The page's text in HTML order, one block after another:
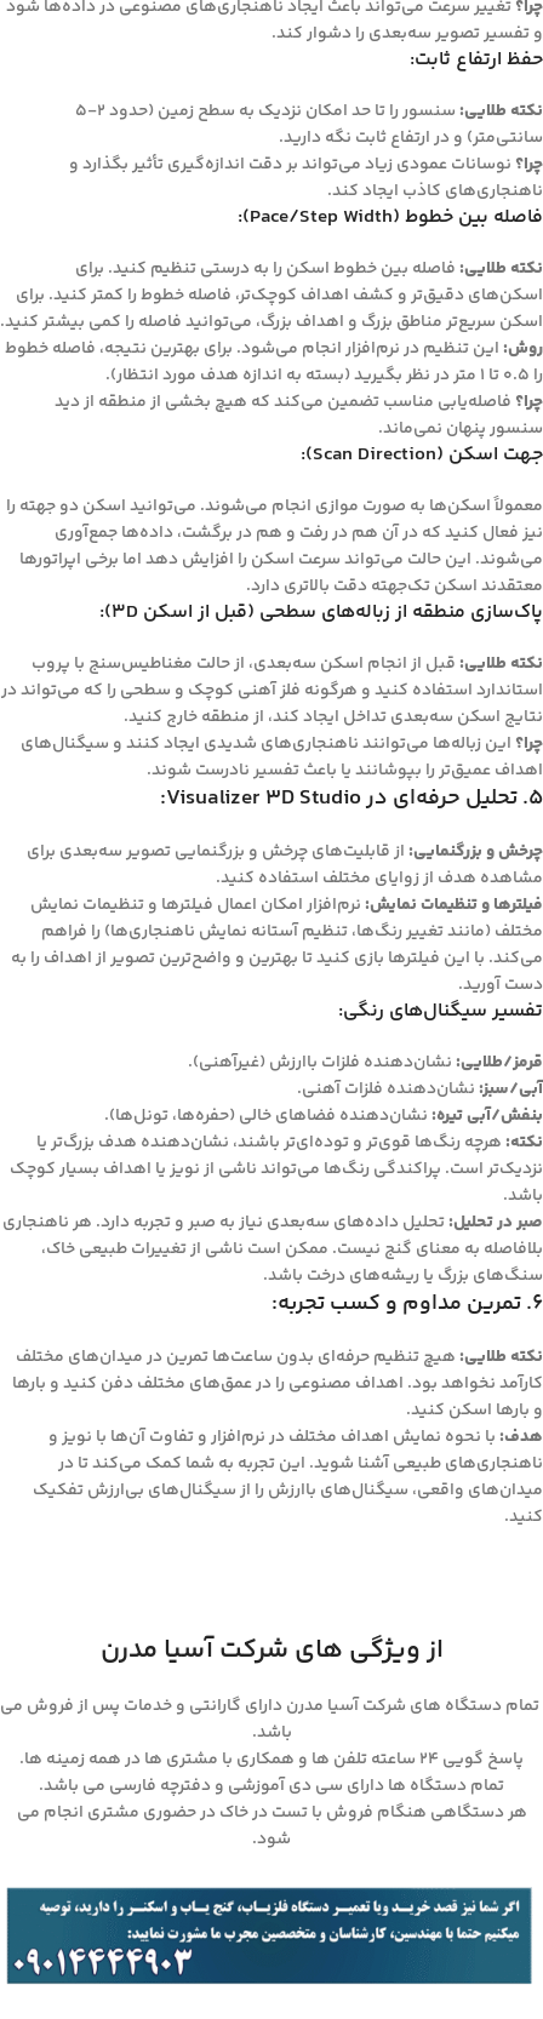
چرا؟تغییر سرعت می‌تواند باعث ایجاد ناهنجاری‌های مصنوعی در داده‌ها شود
و تفسیر تصویر سه‌بعدی را دشوار کند.
حفظ ارتفاع ثابت:
نکته طلایی:
سنسور را تا حد امکان نزدیک به سطح زمین (حدود 2-5
سانتی‌متر) و در ارتفاع ثابت نگه دارید.
چرا؟ نوسانات عمودی زیاد می‌تواند بر دقت اندازه‌گیری تأثیر بگذارد و
ناهنجاری‌های کاذب ایجاد کند.
فاصله بین خطوط (Pace/Step Width):
نکته طلایی: فاصله بین خطوط اسکن را به درستی تنظیم کنید. برای
اسکن‌های دقیق‌تر و کشف اهداف کوچک‌تر، فاصله خطوط را کمتر کنید. برای
اسکن سریع‌تر مناطق بزرگ و اهداف بزرگ، می‌توانید فاصله را کمی بیشتر کنید.
روش: این تنظیم در نرم‌افزار انجام می‌شود. برای بهترین نتیجه، فاصله خطوط
را 0.5 تا 1 متر در نظر بگیرید (بسته به اندازه هدف مورد انتظار).
چرا؟ فاصله‌یابی مناسب تضمین می‌کند که هیچ بخشی از منطقه از دید
سنسور پنهان نمی‌ماند.
جهت اسکن (Scan Direction):
معمولاً اسکن‌ها به صورت موازی انجام می‌شوند. می‌توانید اسکن دو جهته را
نیز فعال کنید که در آن هم در رفت و هم در برگشت، داده‌ها جمع‌آوری
می‌شوند. این حالت می‌تواند سرعت اسکن را افزایش دهد اما برخی اپراتورها
معتقدند اسکن تک‌جهته دقت بالاتری دارد.
پاک‌سازی منطقه از زباله‌های سطحی (قبل از اسکن 3D):
نکته طلایی: قبل از انجام اسکن سه‌بعدی، از حالت مغناطیس‌سنج با پروب
استاندارد استفاده کنید و هرگونه فلز آهنی کوچک و سطحی را که می‌تواند در
نتایج اسکن سه‌بعدی تداخل ایجاد کند، از منطقه خارج کنید.
چرا؟ این زباله‌ها می‌توانند ناهنجاری‌های شدیدی ایجاد کنند و سیگنال‌های
اهداف عمیق‌تر را بپوشانند یا باعث تفسیر نادرست شوند.
5. تحلیل حرفه‌ای در Visualizer 3D Studio:
چرخش و بزرگنمایی: از قابلیت‌های چرخش و بزرگنمایی تصویر سه‌بعدی برای
مشاهده هدف از زوایای مختلف استفاده کنید.
فیلترها و تنظیمات نمایش: نرم‌افزار امکان اعمال فیلترها و تنظیمات نمایش
مختلف (مانند تغییر رنگ‌ها، تنظیم آستانه نمایش ناهنجاری‌ها) را فراهم
می‌کند. با این فیلترها بازی کنید تا بهترین و واضح‌ترین تصویر از اهداف را به
دست آورید.
تفسیر سیگنال‌های رنگی:
قرمز/طلایی: نشان‌دهنده فلزات باارزش (غیرآهنی).
آبی/سبز: نشان‌دهنده فلزات آهنی.
بنفش/آبی تیره: نشان‌دهنده فضاهای خالی (حفره‌ها، تونل‌ها).
نکته: هرچه رنگ‌ها قوی‌تر و توده‌ای‌تر باشند، نشان‌دهنده هدف بزرگ‌تر یا
نزدیک‌تر است. پراکندگی رنگ‌ها می‌تواند ناشی از نویز یا اهداف بسیار کوچک
باشد.
صبر در تحلیل:تحلیل داده‌های سه‌بعدی نیاز به صبر و تجربه دارد. هر ناهنجاری
بلافاصله به معنای گنج نیست. ممکن است ناشی از تغییرات طبیعی خاک،
سنگ‌های بزرگ یا ریشه‌های درخت باشد.
6. تمرین مداوم و کسب تجربه:
نکته طلایی: هیچ تنظیم حرفه‌ای بدون ساعت‌ها تمرین در میدان‌های مختلف
کارآمد نخواهد بود. اهداف مصنوعی را در عمق‌های مختلف دفن کنید و بارها
و بارها اسکن کنید.
هدف: با نحوه نمایش اهداف مختلف در نرم‌افزار و تفاوت آن‌ها با نویز و
ناهنجاری‌های طبیعی آشنا شوید. این تجربه به شما کمک می‌کند تا در
میدان‌های واقعی، سیگنال‌های باارزش را از سیگنال‌های بی‌ارزش تفکیک
کنید.
از ویژگی های شرکت آسیا مدرن
تمام دستگاه های شرکت آسیا مدرن دارای گارانتی و خدمات پس از فروش می
باشد.
پاسخ گویی ۲۴ ساعته تلفن ها و همکاری با مشتری ها در همه زمینه ها.
تمام دستگاه ها دارای سی دی آموزشی و دفترچه فارسی می باشد.
هر دستگاهی هنگام فروش با تست در خاک در حضوری مشتری انجام می
شود.